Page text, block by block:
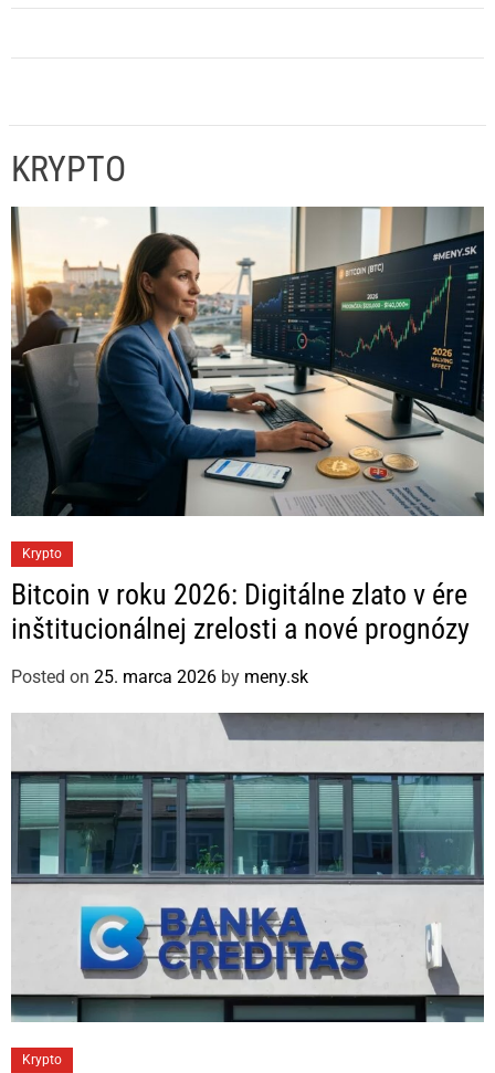
KRYPTO
a
t
e
o
r
e
Krypto
Bitcoin v roku 2026: Digitálne zlato v ére
inštitucionálnej zrelosti a nové prognózy
Posted on 25. marca 2026 by meny.sk
Krypto